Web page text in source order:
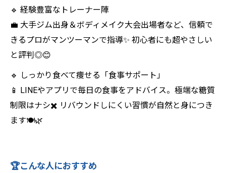
🔹 経験豊富なトレーナー陣
💼 大手ジム出身＆ボディメイク大会出場者など、信頼で
きるプロがマンツーマンで指導✨ 初心者にも超やさしい
と評判◎😊
🔹 しっかり食べて痩せる「食事サポート」
📱 LINEやアプリで毎日の食事をアドバイス。極端な糖質
制限はナシ✖️ リバウンドしにくい習慣が自然と身につき
ます🍽️🌿
🏆こんな人におすすめ